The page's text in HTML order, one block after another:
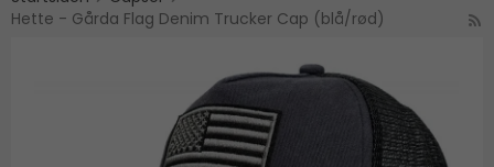
Hette - Gårda Flag Denim Trucker Cap (blå/rød)